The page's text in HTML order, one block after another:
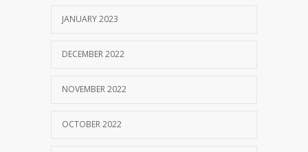
JANUARY 2023
DECEMBER 2022
NOVEMBER 2022
OCTOBER 2022